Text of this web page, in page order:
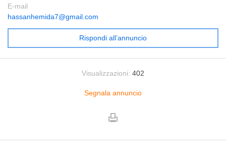
E-mail
hassanhemida7@gmail.com
Rispondi all’annuncio
Visualizzazioni: 402
Segnala annuncio